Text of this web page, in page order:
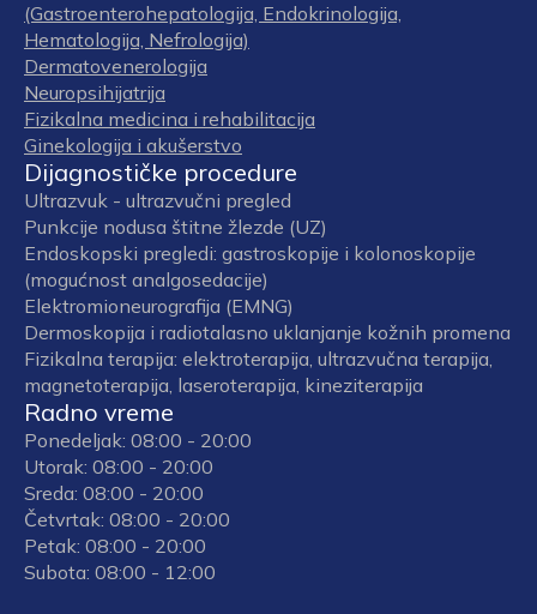
(Gastroenterohepatologija, Endokrinologija,
Hematologija, Nefrologija)
Dermatovenerologija
Neuropsihijatrija
Fizikalna medicina i rehabilitacija
Ginekologija i akušerstvo
Dijagnostičke procedure
Ultrazvuk - ultrazvučni pregled
Punkcije nodusa štitne žlezde (UZ)
Endoskopski pregledi: gastroskopije i kolonoskopije
(mogućnost analgosedacije)
Elektromioneurografija (EMNG)
Dermoskopija i radiotalasno uklanjanje kožnih promena
Fizikalna terapija: elektroterapija, ultrazvučna terapija,
magnetoterapija, laseroterapija, kineziterapija
Radno vreme
Ponedeljak: 08:00 - 20:00
Utorak: 08:00 - 20:00
Sreda: 08:00 - 20:00
Četvrtak: 08:00 - 20:00
Petak: 08:00 - 20:00
Subota: 08:00 - 12:00